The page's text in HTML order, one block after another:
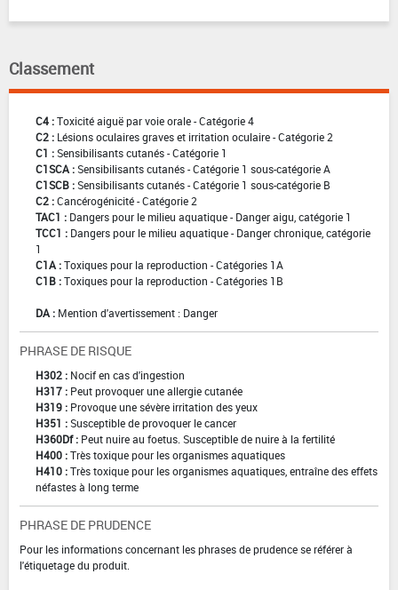
Classement
C4 :Toxicité aiguë par voie orale - Catégorie 4
C2 : Lésions oculaires graves et irritation oculaire - Catégorie 2
C1 :Sensibilisants cutanés - Catégorie 1
C1SCA :Sensibilisants cutanés - Catégorie 1 sous-catégorie A
C1SCB :Sensibilisants cutanés - Catégorie 1 sous-catégorie B
C2 :Cancérogénicité - Catégorie 2
TAC1 : Dangers pour le milieu aquatique - Danger aigu, catégorie 1
TCC1 : Dangers pour le milieu aquatique - Danger chronique, catégorie
1
C1A :Toxiques pour la reproduction - Catégories 1A
C1B :Toxiques pour la reproduction - Catégories 1B
DA : Mention d'avertissement : Danger
PHRASE DE RISQUE
H302 : Nocif en cas d'ingestion
H317 : Peut provoquer une allergie cutanée
H319 : Provoque une sévère irritation des yeux
H351 :Susceptible de provoquer le cancer
H360Df : Peut nuire au foetus. Susceptible de nuire à la fertilité
H400 :Très toxique pour les organismes aquatiques
H410 :Très toxique pour les organismes aquatiques, entraîne des effets
néfastes à long terme
PHRASE DE PRUDENCE
Pour les informations concernant les phrases de prudence se référer à
l'étiquetage du produit.